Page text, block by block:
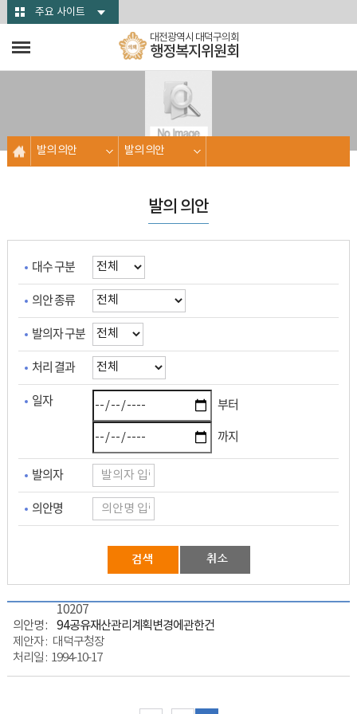
본문바로가기주요 사이트
대전광역시 대덕구의회
행정복지위원회
발의 의안 발의 의안
발의 의안
대수 구분
의안 종류
발의자 구분
처리 결과
일자
부터
까지
발의자
의안명
10207
94공유재산관리계획변경에관한건
대덕구청장
1994-10-17